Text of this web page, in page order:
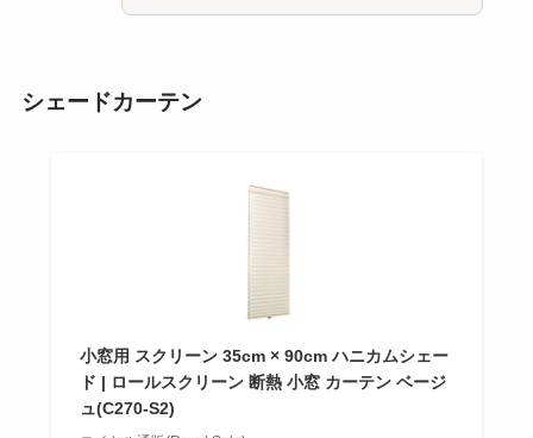
シェードカーテン
小窓用 スクリーン 35cm × 90cm ハニカムシェー
ド | ロールスクリーン 断熱 小窓 カーテン ベージ
ュ(C270-S2)